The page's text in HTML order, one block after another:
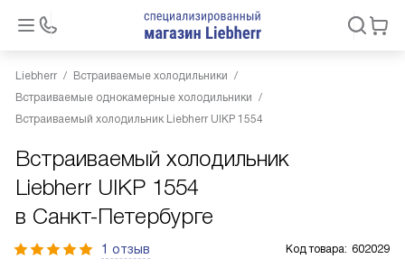
Liebherr
Встраиваемые холодильники
Встраиваемые однокамерные холодильники
Встраиваемый холодильник Liebherr UIKP 1554
Встраиваемый холодильник
Liebherr UIKP 1554
в Санкт-Петербурге
1 отзыв Код товара: 602029